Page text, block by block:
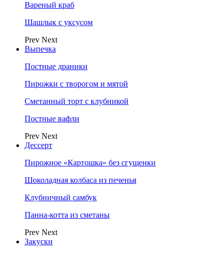
Вареный краб
Шашлык с уксусом
Prev Next
Выпечка
Постные драники
Пирожки с творогом и мятой
Сметанный торт с клубникой
Постные вафли
Prev Next
Дессерт
Пирожное «Картошка» без сгущенки
Шоколадная колбаса из печенья
Клубничный самбук
Панна-котта из сметаны
Prev Next
Закуски